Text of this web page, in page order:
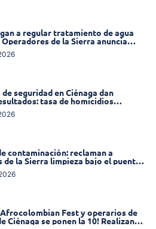
a regular tratamiento de agua
Operadores de la Sierra anuncia
en varios sectores
seguridad en Ciénaga dan
tasa de homicidios
58% en 2026
contaminación: reclaman a
de la Sierra limpieza bajo el puente
con carrera 11
Afrocolombian Fest y operarios de
Ciénaga se ponen la 10! Realizan